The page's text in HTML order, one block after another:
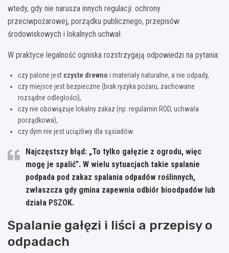
wtedy, gdy nie narusza innych regulacji: ochrony
przeciwpożarowej, porządku publicznego, przepisów
środowiskowych i lokalnych uchwał.
W praktyce legalność ogniska rozstrzygają odpowiedzi na pytania:
czy palone jest czyste drewno i materiały naturalne, a nie odpady,
czy miejsce jest bezpieczne (brak ryzyka pożaru, zachowane
rozsądne odległości),
czy nie obowiązuje lokalny zakaz (np. regulamin ROD, uchwała
porządkowa),
czy dym nie jest uciążliwy dla sąsiadów.
Najczęstszy błąd: „To tylko gałęzie z ogrodu, więc
mogę je spalić”. W wielu sytuacjach takie spalanie
podpada pod zakaz spalania odpadów roślinnych,
zwłaszcza gdy gmina zapewnia odbiór bioodpadów lub
działa PSZOK.
Spalanie gałęzi i liści a przepisy o
odpadach